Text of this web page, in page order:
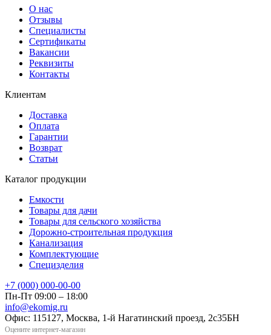
О нас
Отзывы
Специалисты
Сертификаты
Вакансии
Реквизиты
Контакты
Клиентам
Доставка
Оплата
Гарантии
Возврат
Статьи
Каталог продукции
Емкости
Товары для дачи
Товары для сельского хозяйства
Дорожно-строительная продукция
Канализация
Комплектующие
Специзделия
+7 (000) 000-00-00
Пн-Пт 09:00 – 18:00
info@ekomig.ru
Офис: 115127, Москва, 1-й Нагатинский проезд, 2с35БН
Оцените интернет-магазин